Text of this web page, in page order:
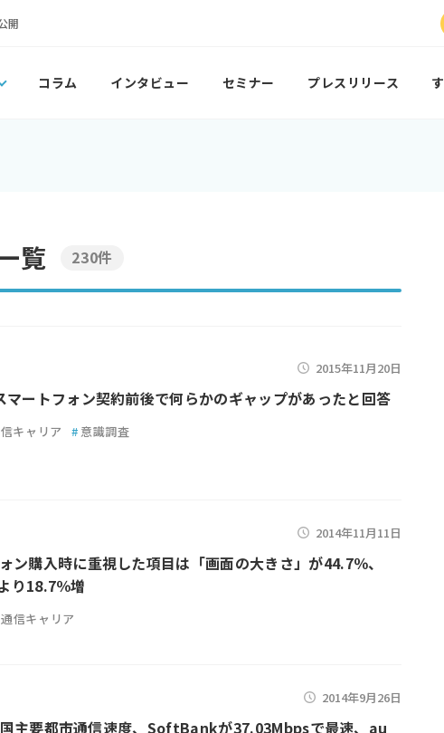
開
コラム インタビュー セミナー プレスリリース
覧 230件
2015年11月20日
マートフォン契約前後で何らかのギャップがあったと回答
キャリア # 意識調査
2014年11月11日
ン購入時に重視した項目は「画面の大きさ」が44.7％、
り18.7％増
通信キャリア
2014年9月26日
主要都市通信速度、SoftBankが37.03Mbpsで最速、au